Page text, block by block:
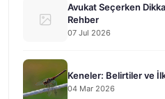
Avukat Seçerken
Rehber
07 Jul 2026
Keneler: Belirtiler ve
04 Mar 2026